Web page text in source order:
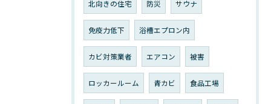
北向きの住宅 防災 サウナ
免疫力低下 浴槽エプロン内
カビ対策業者 エアコン 被害
ロッカールーム 青カビ 食品工場